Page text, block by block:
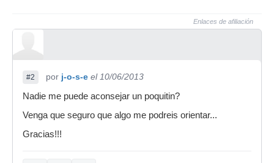
Enlaces de afiliación
#2 por j-o-s-e el 10/06/2013
Nadie me puede aconsejar un poquitin?
Venga que seguro que algo me podreis orientar...
Gracias!!!